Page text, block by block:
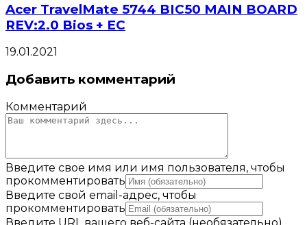
Acer TravelMate 5744 BIC50 MAIN BOARD
REV:2.0 Bios + EC
19.01.2021
Добавить комментарий
Комментарий
Введите свое имя или имя пользователя, чтобы
прокомментировать
Введите свой email-адрес, чтобы
прокомментировать